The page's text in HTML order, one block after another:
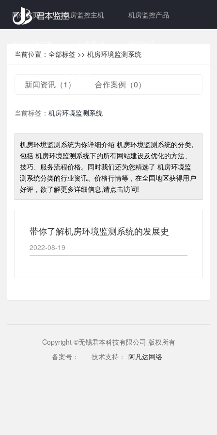
网站首页 机房监控主机 机房监控产品
当前位置： 全部标签 >> 机房环境监测系统
新闻资讯（1） 合作案例（0）
当前标签： 机房环境监测系统
机房环境监测系统为你详细介绍 机房环境监测系统的分类,
包括 机房环境监测系统下的所有网站建设及优化的方法、
技巧、服务流程价格。同时我们还为您精选了 机房环境监
测系统分类的行业资讯、价格行情等，在全国地区获得用户
好评，欲了解更多详细信息,请点击访问!
带你了解机房环境监测系统的发展史
2022-08-19
Copyright ©无锡君本科技有限公司 版权所有
备案号：
技术支持： 阿凡达网络